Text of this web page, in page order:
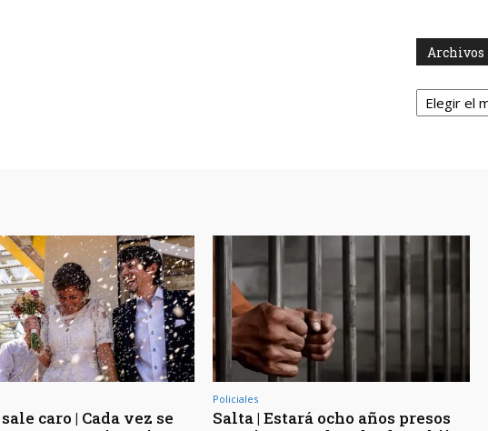
Archivos
Archivos
caro | Cada vez se
Policiales
Salta | Estará ocho años presos